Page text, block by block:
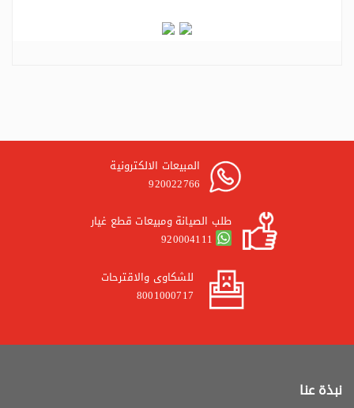
المبيعات الالكترونية
920022766
طلب الصيانة ومبيعات قطع غيار
920004111
للشكاوى والاقترحات
8001000717
نبذة عنا